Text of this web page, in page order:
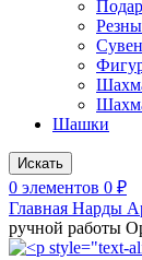
Шашки
Искать
0 элементов 0 ₽
Главная Нарды
ручной работы